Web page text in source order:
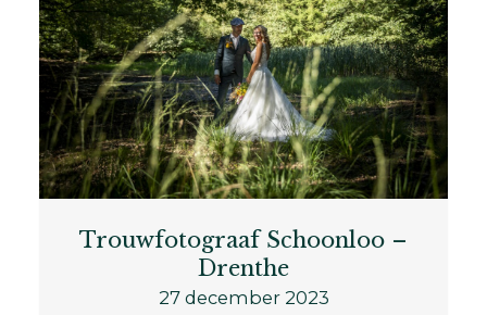
Trouwfotograaf Schoonloo –
Drenthe
27 december 2023